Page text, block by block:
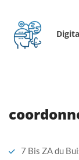
7 Bis ZA du